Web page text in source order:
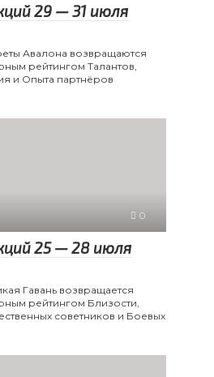
29 — 31 июля
Авалона возвращаются
рейтингом Талантов,
и Опыта партнёров
0
25 — 28 июля
Гавань возвращается
рейтингом Близости,
советников и Боевых